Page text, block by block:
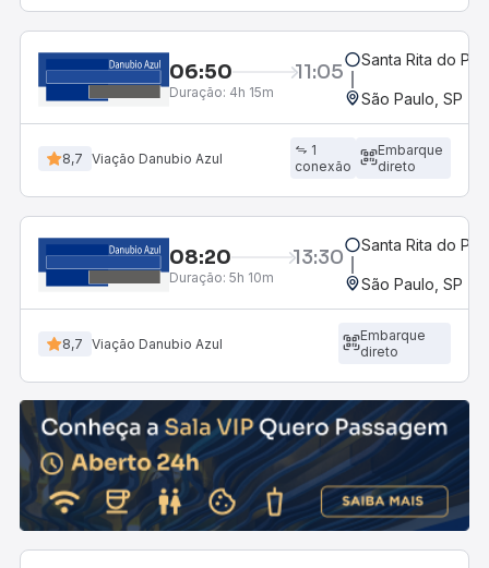
06:50 11:05
Duração: 4h 15m
Santa Rita do
São Paulo, SP -
8,7 Viação Danubio Azul
1
conexão
Embarque
direto
08:20 13:30
Duração: 5h 10m
Santa Rita do
São Paulo, SP -
8,7 Viação Danubio Azul
Embarque
direto